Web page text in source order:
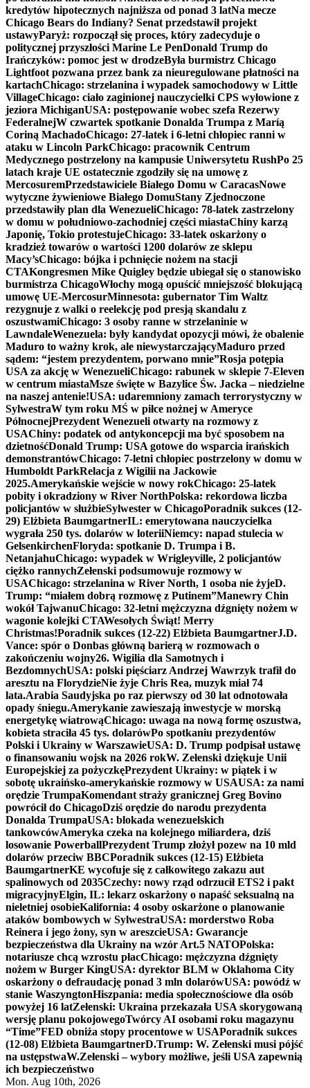
kredytów hipotecznych najniższa od ponad 3 latNa mecze
Chicago Bears do Indiany? Senat przedstawił projekt
ustawyParyż: rozpoczął się proces, który zadecyduje o
politycznej przyszłości Marine Le PenDonald Trump do
Irańczyków: pomoc jest w drodzeByła burmistrz Chicago
Lightfoot pozwana przez bank za nieuregulowane płatności na
kartachChicago: strzelanina i wypadek samochodowy w Little
VillageChicago: ciało zaginionej nauczycielki CPS wyłowione z
jeziora MichiganUSA: postępowanie wobec szefa Rezerwy
FederalnejW czwartek spotkanie Donalda Trumpa z Maríą
Coriną MachadoChicago: 27-latek i 6-letni chłopiec ranni w
ataku w Lincoln ParkChicago: pracownik Centrum
Medycznego postrzelony na kampusie Uniwersytetu RushPo 25
latach kraje UE ostatecznie zgodziły się na umowę z
MercosuremPrzedstawiciele Białego Domu w CaracasNowe
wytyczne żywieniowe Białego DomuStany Zjednoczone
przedstawiły plan dla WenezueliChicago: 78-latek zastrzelony
w domu w południowo-zachodniej części miastaChiny karzą
Japonię, Tokio protestujeChicago: 33-latek oskarżony o
kradzież towarów o wartości 1200 dolarów ze sklepu
Macy’sChicago: bójka i pchnięcie nożem na stacji
CTAKongresmen Mike Quigley będzie ubiegał się o stanowisko
burmistrza ChicagoWłochy mogą opuścić mniejszość blokującą
umowę UE-MercosurMinnesota: gubernator Tim Waltz
rezygnuje z walki o reelekcję pod presją skandalu z
oszustwamiChicago: 3 osoby ranne w strzelaninie w
LawndaleWenezuela: były kandydat opozycji mówi, że obalenie
Maduro to ważny krok, ale niewystarczającyMaduro przed
sądem: “jestem prezydentem, porwano mnie”Rosja potępia
USA za akcję w WenezueliChicago: rabunek w sklepie 7-Eleven
w centrum miastaMsze święte w Bazylice Św. Jacka – niedzielne
na naszej antenie!USA: udaremniony zamach terrorystyczny w
SylwestraW tym roku MŚ w piłce nożnej w Ameryce
PółnocnejPrezydent Wenezueli otwarty na rozmowy z
USAChiny: podatek od antykoncepcji ma być sposobem na
dzietnośćDonald Trump: USA gotowe do wsparcia irańskich
demonstrantówChicago: 7-letni chłopiec postrzelony w domu w
Humboldt ParkRelacja z Wigilii na Jackowie
2025.Amerykańskie wejście w nowy rokChicago: 25-latek
pobity i okradziony w River NorthPolska: rekordowa liczba
policjantów w służbieSylwester w ChicagoPoradnik sukces (12-
29) Elżbieta BaumgartnerIL: emerytowana nauczycielka
wygrała 250 tys. dolarów w loteriiNiemcy: napad stulecia w
GelsenkirchenFloryda: spotkanie D. Trumpa i B.
NetanjahuChicago: wypadek w Wrigleyville, 2 policjantów
ciężko rannychZełenski podsumowuje rozmowy w
USAChicago: strzelanina w River North, 1 osoba nie żyjeD.
Trump: “miałem dobrą rozmowę z Putinem”Manewry Chin
wokół TajwanuChicago: 32-letni mężczyzna dźgnięty nożem w
wagonie kolejki CTAWesołych Świąt! Merry
Christmas!Poradnik sukces (12-22) Elżbieta BaumgartnerJ.D.
Vance: spór o Donbas główną barierą w rozmowach o
zakończeniu wojny26. Wigilia dla Samotnych i
BezdomnychUSA: polski pięściarz Andrzej Wawrzyk trafił do
aresztu na FlorydzieNie żyje Chris Rea, muzyk miał 74
lata.Arabia Saudyjska po raz pierwszy od 30 lat odnotowała
opady śniegu.Amerykanie zawieszają inwestycje w morską
energetykę wiatrowąChicago: uwaga na nową formę oszustwa,
kobieta straciła 45 tys. dolarówPo spotkaniu prezydentów
Polski i Ukrainy w WarszawieUSA: D. Trump podpisał ustawę
o finansowaniu wojsk na 2026 rokW. Zełenski dziękuje Unii
Europejskiej za pożyczkęPrezydent Ukrainy: w piątek i w
sobotę ukraińsko-amerykańskie rozmowy w USAUSA: za nami
orędzie TrumpaKomendant straży granicznej Greg Bovino
powrócił do ChicagoDziś orędzie do narodu prezydenta
Donalda TrumpaUSA: blokada wenezuelskich
tankowcówAmeryka czeka na kolejnego miliardera, dziś
losowanie PowerballPrezydent Trump złożył pozew na 10 mld
dolarów przeciw BBCPoradnik sukces (12-15) Elżbieta
BaumgartnerKE wycofuje się z całkowitego zakazu aut
spalinowych od 2035Czechy: nowy rząd odrzucił ETS2 i pakt
migracyjnyElgin, IL: lekarz oskarżony o napaść seksualną na
nieletniej osobieKalifornia: 4 osoby oskarżone o planowanie
ataków bombowych w SylwestraUSA: morderstwo Roba
Reinera i jego żony, syn w areszcieUSA: Gwarancje
bezpieczeństwa dla Ukrainy na wzór Art.5 NATOPolska:
notariusze chcą wzrostu płacChicago: mężczyzna dźgnięty
nożem w Burger KingUSA: dyrektor BLM w Oklahoma City
oskarżony o defraudację ponad 3 mln dolarówUSA: powódź w
stanie WaszyngtonHiszpania: media społecznościowe dla osób
powyżej 16 latZełenski: Ukraina przekazała USA skorygowaną
wersję planu pokojowegoTwórcy AI osobami roku magazynu
“Time”FED obniża stopy procentowe w USAPoradnik sukces
(12-08) Elżbieta BaumgartnerD.Trump: W. Zełenski musi pójść
na ustępstwaW.Zełenski – wybory możliwe, jeśli USA zapewnią
ich bezpieczeństwo
Mon. Aug 10th, 2026